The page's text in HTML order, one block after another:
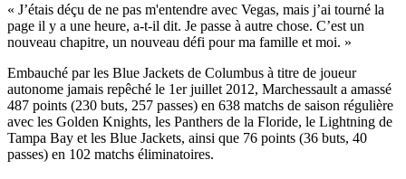
« J’étais déçu de ne pas m'entendre avec Vegas, mais j’ai tourné la
page il y a une heure, a-t-il dit. Je passe à autre chose. C’est un
nouveau chapitre, un nouveau défi pour ma famille et moi. »
Embauché par les Blue Jackets de Columbus à titre de joueur
autonome jamais repêché le 1er juillet 2012, Marchessault a amassé
487 points (230 buts, 257 passes) en 638 matchs de saison régulière
avec les Golden Knights, les Panthers de la Floride, le Lightning de
Tampa Bay et les Blue Jackets, ainsi que 76 points (36 buts, 40
passes) en 102 matchs éliminatoires.